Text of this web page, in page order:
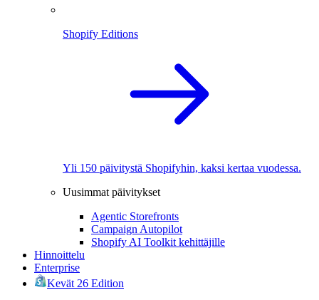
Shopify Editions
Yli 150 päivitystä Shopifyhin, kaksi kertaa vuodessa.
Uusimmat päivitykset
Agentic Storefronts
Campaign Autopilot
Shopify AI Toolkit kehittäjille
Hinnoittelu
Enterprise
Kevät 26 Edition